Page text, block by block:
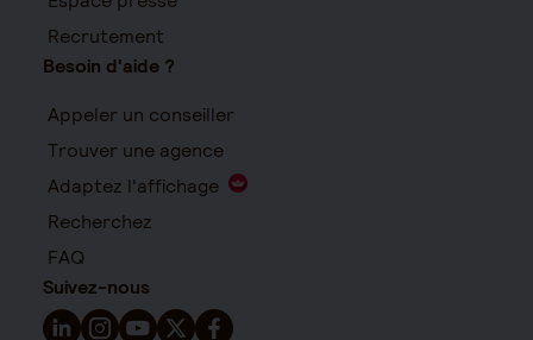
Recrutement
Besoin d'aide ?
Appeler un conseiller
Trouver une agence
Adaptez l'affichage
Recherchez
FAQ
Suivez-nous
Suivez-nous sur LinkedIn - Nouvelle fenêtre
Suivez-nous sur Instagram - Nouvelle fenêtre
Suivez-nous sur YouTube - Nouvelle fenêtre
Suivez-nous sur X - Nouvelle fenêtre
Suivez-nous sur Facebook - Nouvelle